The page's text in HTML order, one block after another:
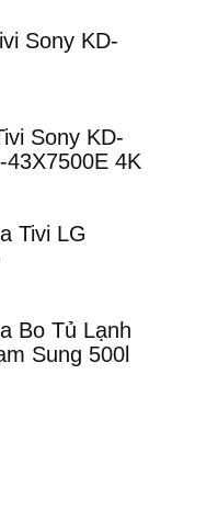
Sony KD-
Sony KD-
4K
Tivi LG
Bo Tủ Lạnh
Sung 500l